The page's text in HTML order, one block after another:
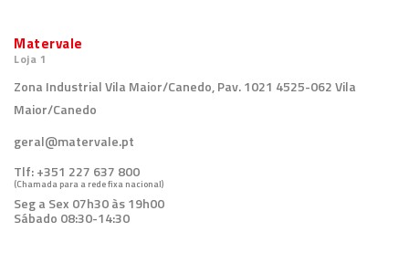
Matervale
Loja 1
Zona Industrial Vila Maior/Canedo, Pav. 1021 4525-062 Vila
Maior/Canedo
geral@matervale.pt
Tlf:+351 227 637 800
(Chamada para a rede fixa nacional)
Seg a Sex 07h30 às 19h00
Sábado 08:30-14:30